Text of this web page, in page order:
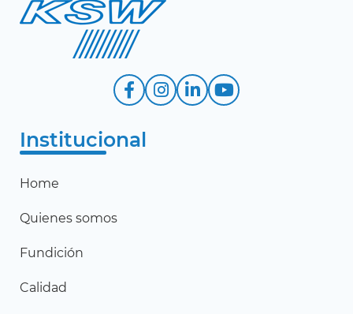
Institucional
Home
Quienes somos
Fundición
Calidad